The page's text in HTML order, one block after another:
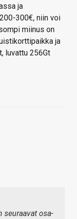
ja
300€, niin voi
miinus on
ja
luvattu 256Gt
seuraavat osa-